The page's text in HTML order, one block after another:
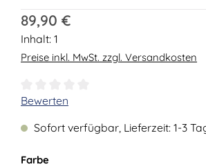
Regulärer Preis:
89,90 €
Inhalt: 1
Preise inkl. MwSt. zzgl. Versandkosten
Durchschnittliche Bewertung von 0
Bewerten
Sofort verfügbar, Lieferzeit: 1-3
Farbeauswählen